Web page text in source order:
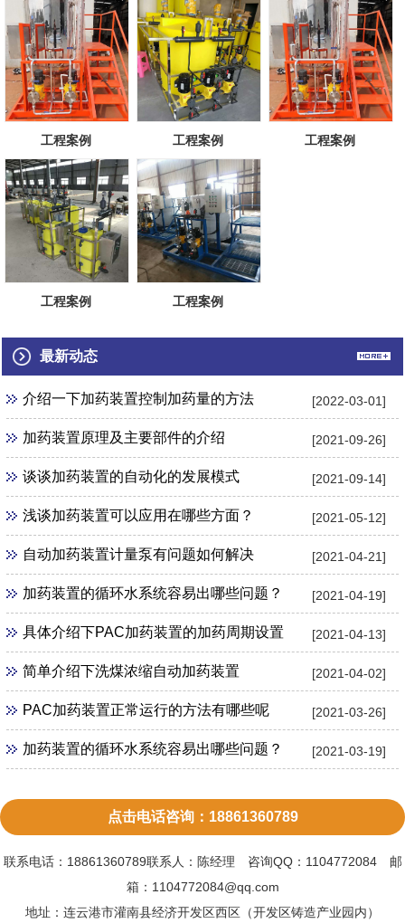
工程案例 工程案例 工程案例
工程案例 工程案例
最新动态
[2022-03-01]
介绍一下加药装置控制加药量的方法
[2021-09-26]
加药装置原理及主要部件的介绍
[2021-09-14]
谈谈加药装置的自动化的发展模式
[2021-05-12]
浅谈加药装置可以应用在哪些方面？
[2021-04-21]
自动加药装置计量泵有问题如何解决
[2021-04-19]
加药装置的循环水系统容易出哪些问题？
[2021-04-13]
具体介绍下PAC加药装置的加药周期设置
[2021-04-02]
简单介绍下洗煤浓缩自动加药装置
[2021-03-26]
PAC加药装置正常运行的方法有哪些呢
[2021-03-19]
加药装置的循环水系统容易出哪些问题？
点击电话咨询：18861360789
联系电话：18861360789联系人：陈经理 咨询QQ：1104772084 邮
箱：1104772084@qq.com
地址：连云港市灌南县经济开发区西区（开发区铸造产业园内）